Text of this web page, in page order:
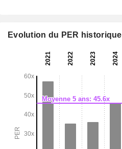
Evolution du PER historique